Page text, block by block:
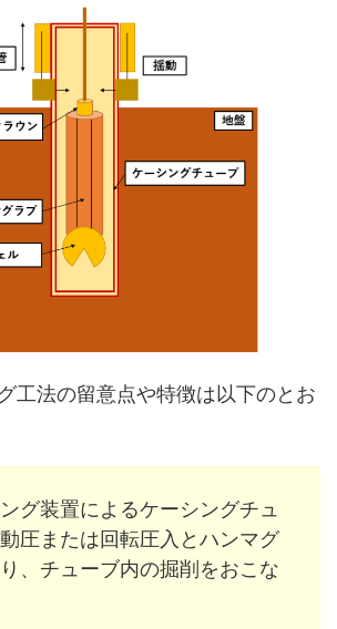
工法の留意点や特徴は以下のとお
グ装置によるケーシングチュ
圧または回転圧入とハンマグ
、チューブ内の掘削をおこな